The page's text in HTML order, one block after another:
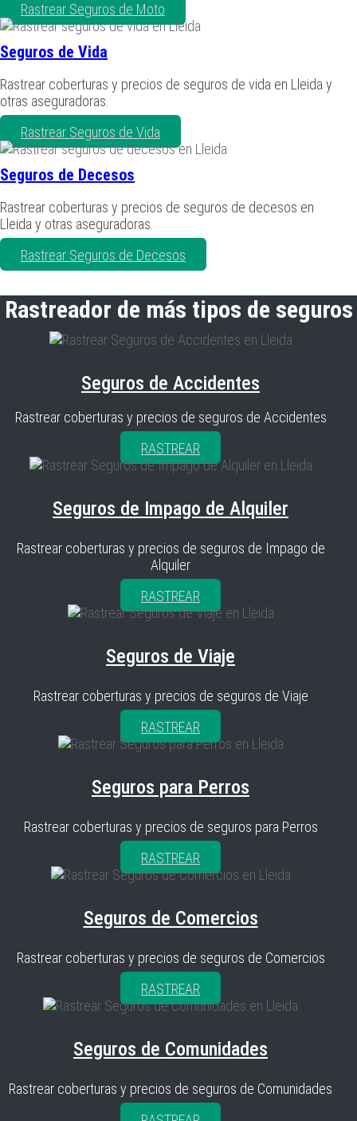
Rastrear Seguros de Moto
Seguros de Vida
Rastrear coberturas y precios de seguros de vida en Lleida y
otras aseguradoras.
Rastrear Seguros de Vida
Seguros de Decesos
Rastrear coberturas y precios de seguros de decesos en
Lleida y otras aseguradoras.
Rastrear Seguros de Decesos
Rastreador de más tipos de seguros
Seguros de Accidentes
Rastrear coberturas y precios de seguros de Accidentes
RASTREAR
Seguros de Impago de Alquiler
Rastrear coberturas y precios de seguros de Impago de
Alquiler
RASTREAR
Seguros de Viaje
Rastrear coberturas y precios de seguros de Viaje
RASTREAR
Seguros para Perros
Rastrear coberturas y precios de seguros para Perros
RASTREAR
Seguros de Comercios
Rastrear coberturas y precios de seguros de Comercios
RASTREAR
Seguros de Comunidades
Rastrear coberturas y precios de seguros de Comunidades